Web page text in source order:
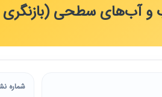
سطحی (بازنگری نشریه‌های
شماره